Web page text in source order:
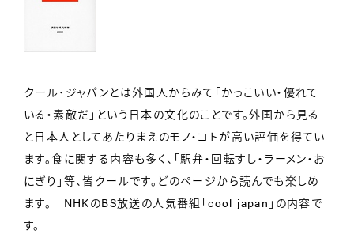
クール･ジャパンとは外国人からみて「かっこいい・優れて
いる・素敵だ」という日本の文化のことです。外国から見る
と日本人としてあたりまえのモノ・コトが高い評価を得てい
ます。食に関する内容も多く、「駅弁・回転すし・ラーメン・お
にぎり」等、皆クールです。どのページから読んでも楽しめ
ます。 NHKのBS放送の人気番組「cool japan」の内容で
す。